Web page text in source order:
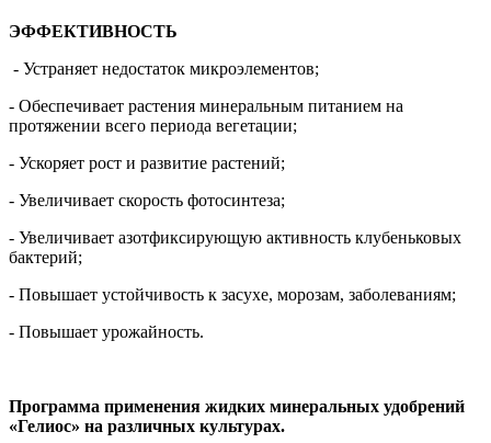
ЭФФЕКТИВНОСТЬ
- Устраняет недостаток микроэлементов;
- Обеспечивает растения минеральным питанием на
протяжении всего периода вегетации;
- Ускоряет рост и развитие растений;
- Увеличивает скорость фотосинтеза;
- Увеличивает азотфиксирующую активность клубеньковых
бактерий;
- Повышает устойчивость к засухе, морозам, заболеваниям;
- Повышает урожайность.
Программа применения жидких минеральных удобрений
«Гелиос» на различных культурах.